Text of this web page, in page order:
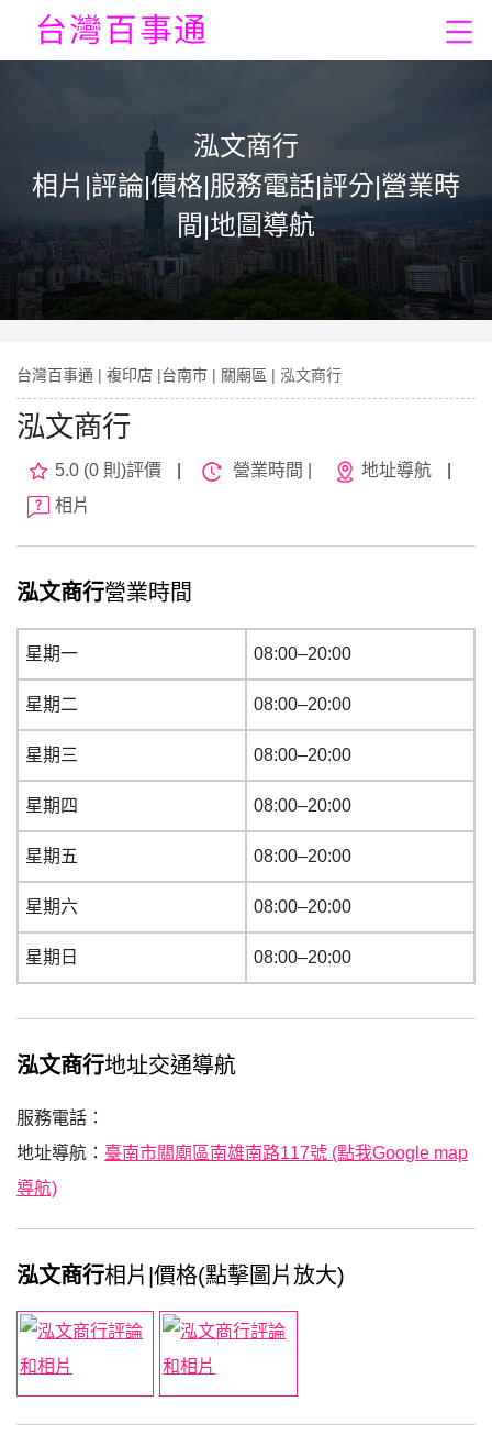
泓文商行
相片|評論|價格|服務電話|評分|營業時
間|地圖導航
台灣百事通 | 複印店 |台南市 | 關廟區 | 泓文商行
泓文商行
5.0 (0 則)評價 營業時間 | 地址導航
相片
泓文商行營業時間
星期一 08:00–20:00
星期二 08:00–20:00
星期三 08:00–20:00
星期四 08:00–20:00
星期五 08:00–20:00
星期六 08:00–20:00
星期日 08:00–20:00
泓文商行地址交通導航
服務電話：
地址導航： 臺南市關廟區南雄南路117號 (點我Google map
導航)
泓文商行相片|價格(點擊圖片放大)